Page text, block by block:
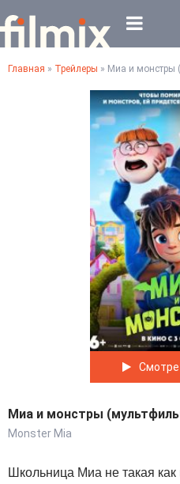
Главная » Трейлеры » Миа и монстры
Миа и монстры
Monster Mia
Школьница Миа не такая как